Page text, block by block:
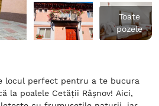
Toate
pozele
locul perfect pentru a te bucura
la poalele Cetății Râșnov! Aici,